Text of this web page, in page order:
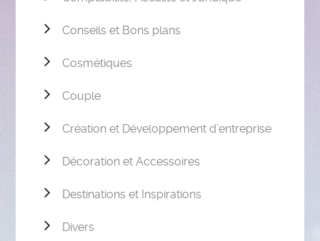
Conseils et Bons plans
Cosmétiques
Couple
Création et Développement d’entreprise
Décoration et Accessoires
Destinations et Inspirations
Divers